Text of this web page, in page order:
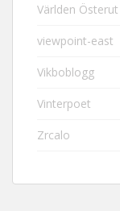
Världen Österut
viewpoint-east
Vikboblogg
Vinterpoet
Zrcalo